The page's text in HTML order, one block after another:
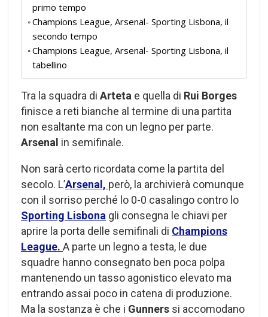
primo tempo
Champions League, Arsenal- Sporting Lisbona, il
secondo tempo
Champions League, Arsenal- Sporting Lisbona, il
tabellino
Tra la squadra di Arteta e quella di Rui Borges
finisce a reti bianche al termine di una partita
non esaltante ma con un legno per parte.
Arsenal in semifinale.
Non sarà certo ricordata come la partita del
secolo. L’Arsenal, però, la archivierà comunque
con il sorriso perché lo 0-0 casalingo contro lo
Sporting Lisbona gli consegna le chiavi per
aprire la porta delle semifinali di Champions
League. A parte un legno a testa, le due
squadre hanno consegnato ben poca polpa
mantenendo un tasso agonistico elevato ma
entrando assai poco in catena di produzione.
Ma la sostanza è che i Gunners si accomodano